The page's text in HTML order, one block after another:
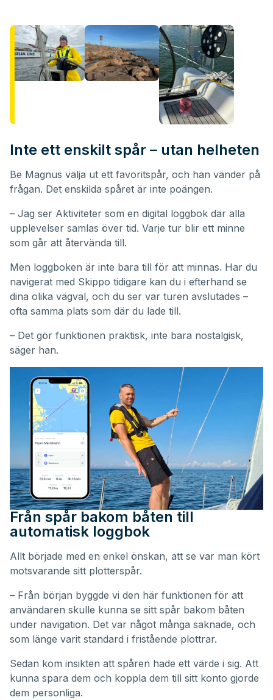
Inte ett enskilt spår – utan helheten
Be Magnus välja ut ett favoritspår, och han vänder på
frågan. Det enskilda spåret är inte poängen.
– Jag ser Aktiviteter som en digital loggbok där alla
upplevelser samlas över tid. Varje tur blir ett minne
som går att återvända till.
Men loggboken är inte bara till för att minnas. Har du
navigerat med Skippo tidigare kan du i efterhand se
dina olika vägval, och du ser var turen avslutades –
ofta samma plats som där du lade till.
– Det gör funktionen praktisk, inte bara nostalgisk,
säger han.
Från spår bakom båten till
automatisk loggbok
Allt började med en enkel önskan, att se var man kört
motsvarande sitt plotterspår.
– Från början byggde vi den här funktionen för att
användaren skulle kunna se sitt spår bakom båten
under navigation. Det var något många saknade, och
som länge varit standard i fristående plottrar.
Sedan kom insikten att spåren hade ett värde i sig. Att
kunna spara dem och koppla dem till sitt konto gjorde
dem personliga.